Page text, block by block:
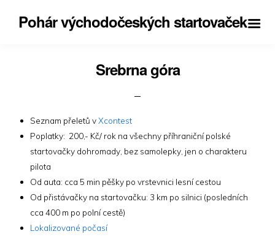
Pohár východočeských startovaček
Srebrna góra
Seznam přeletů vXcontest
Poplatky: 200,- Kč/ rok na všechny příhraniční polské
startovačky dohromady, bez samolepky, jen o charakteru
pilota
Od auta: cca 5 min pěšky po vrstevnici lesní cestou
Od přistávačky na startovačku: 3 km po silnici (posledních
cca 400 m po polní cestě)
Lokalizované počasí